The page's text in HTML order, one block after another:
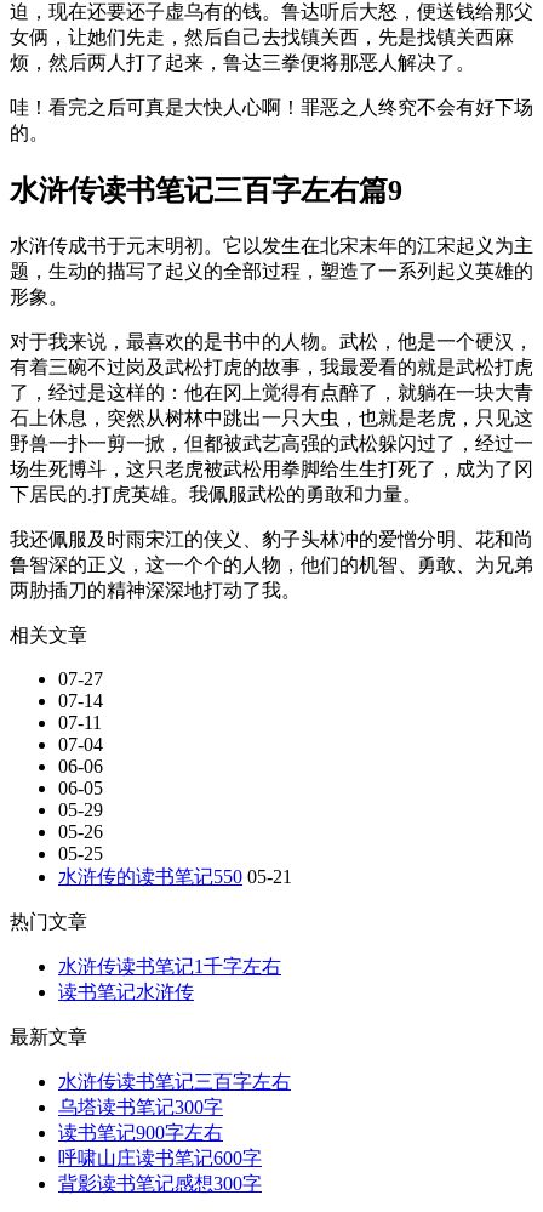
迫，现在还要还子虚乌有的钱。鲁达听后大怒，便送钱给那父
女俩，让她们先走，然后自己去找镇关西，先是找镇关西麻
烦，然后两人打了起来，鲁达三拳便将那恶人解决了。
哇！看完之后可真是大快人心啊！罪恶之人终究不会有好下场
的。
水浒传读书笔记三百字左右篇9
水浒传成书于元末明初。它以发生在北宋末年的江宋起义为主
题，生动的描写了起义的全部过程，塑造了一系列起义英雄的
形象。
对于我来说，最喜欢的是书中的人物。武松，他是一个硬汉，
有着三碗不过岗及武松打虎的故事，我最爱看的就是武松打虎
了，经过是这样的：他在冈上觉得有点醉了，就躺在一块大青
石上休息，突然从树林中跳出一只大虫，也就是老虎，只见这
野兽一扑一剪一掀，但都被武艺高强的武松躲闪过了，经过一
场生死博斗，这只老虎被武松用拳脚给生生打死了，成为了冈
下居民的.打虎英雄。我佩服武松的勇敢和力量。
我还佩服及时雨宋江的侠义、豹子头林冲的爱憎分明、花和尚
鲁智深的正义，这一个个的人物，他们的机智、勇敢、为兄弟
两胁插刀的精神深深地打动了我。
相关文章
07-27
07-14
07-11
07-04
06-06
06-05
05-29
05-26
05-25
水浒传的读书笔记550 05-21
热门文章
水浒传读书笔记1千字左右
读书笔记水浒传
最新文章
水浒传读书笔记三百字左右
乌塔读书笔记300字
读书笔记900字左右
呼啸山庄读书笔记600字
背影读书笔记感想300字